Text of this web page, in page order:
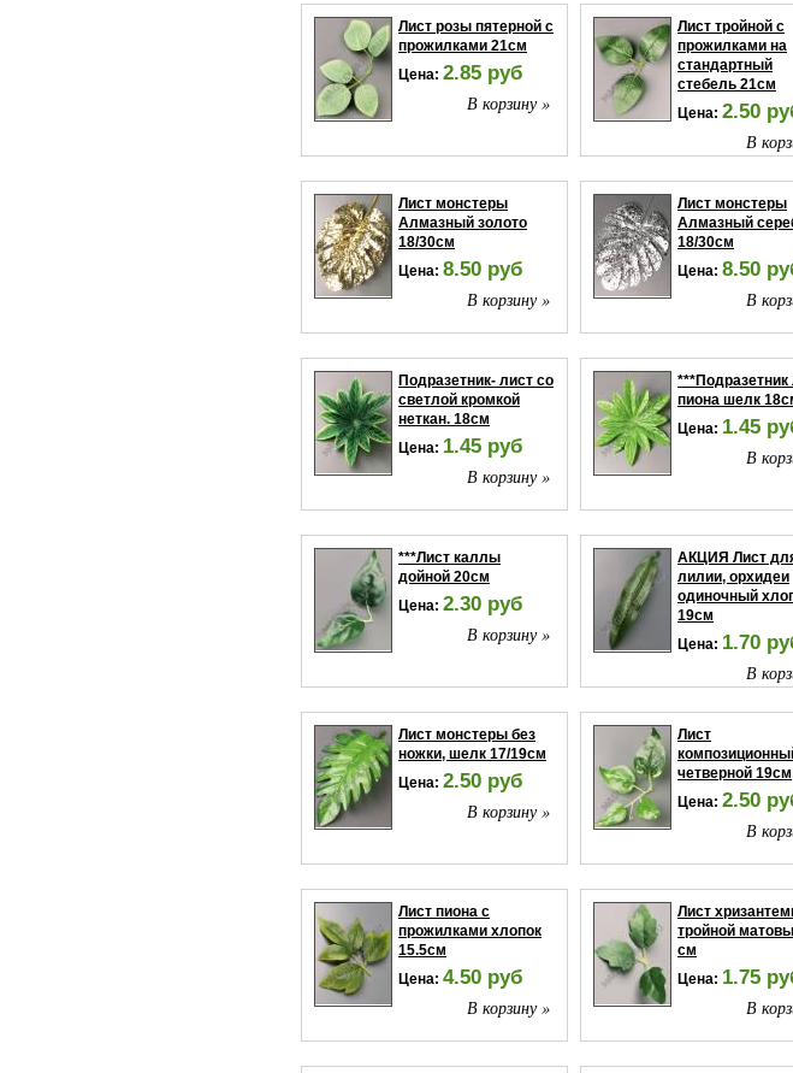
Лист розы пятерной с
прожилками 21см
Цена: 2.85 руб
В корзину »
Лист тройной с
прожилками на
стандартный
стебель 21см
Цена: 2.50
В
Лист монстеры
Алмазный золото
18/30см
Цена: 8.50 руб
В корзину »
Лист монстеры
Алмазный
18/30см
Цена: 8.50
В
Подразетник- лист со
светлой кромкой
неткан. 18см
Цена: 1.45 руб
В корзину »
***Подразетник
пиона шелк
Цена: 1.45
В
***Лист каллы
дойной 20см
Цена: 2.30 руб
В корзину »
АКЦИЯ Лист
лилии, орхидеи
одиночный
19см
Цена: 1.70
В
Лист монстеры без
ножки, шелк 17/19см
Цена: 2.50 руб
В корзину »
Лист
четверной 19см
Цена: 2.50
В
Лист пиона с
прожилками хлопок
15.5см
Цена: 4.50 руб
В корзину »
Лист
тройной
см
Цена: 1.75
В